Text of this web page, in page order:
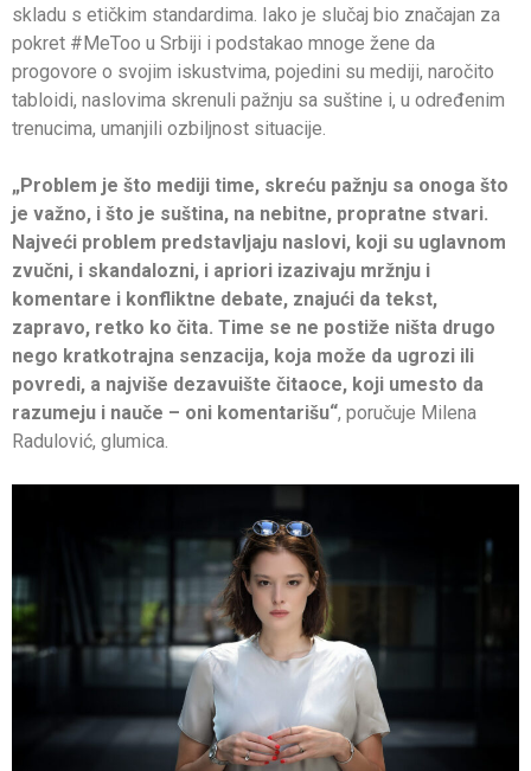
skladu s etičkim standardima. Iako je slučaj bio značajan za
pokret #MeToo u Srbiji i podstakao mnoge žene da
progovore o svojim iskustvima, pojedini su mediji, naročito
tabloidi, naslovima skrenuli pažnju sa suštine i, u određenim
trenucima, umanjili ozbiljnost situacije.
„Problem je što mediji time, skreću pažnju sa onoga što
je važno, i što je suština, na nebitne, propratne stvari.
Najveći problem predstavljaju naslovi, koji su uglavnom
zvučni, i skandalozni, i apriori izazivaju mržnju i
komentare i konfliktne debate, znajući da tekst,
zapravo, retko ko čita. Time se ne postiže ništa drugo
nego kratkotrajna senzacija, koja može da ugrozi ili
povredi, a najviše dezavuište čitaoce, koji umesto da
razumeju i nauče – oni komentarišu“, poručuje Milena
Radulović, glumica.